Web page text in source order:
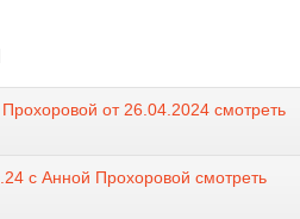
от 26.04.2024 смотреть
с Анной Прохоровой смотреть